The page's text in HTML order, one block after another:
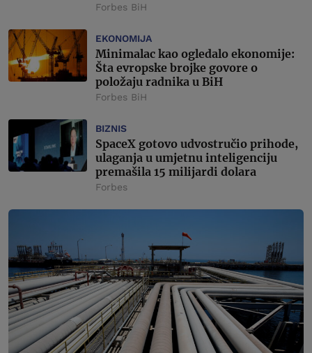
Forbes BiH
EKONOMIJA
Minimalac kao ogledalo ekonomije:
Šta evropske brojke govore o
položaju radnika u BiH
Forbes BiH
BIZNIS
SpaceX gotovo udvostručio prihode,
ulaganja u umjetnu inteligenciju
premašila 15 milijardi dolara
Forbes